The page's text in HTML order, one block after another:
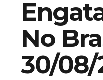
No
30/08/